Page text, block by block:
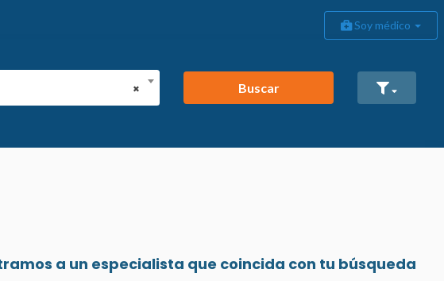
Soy médico
×
Buscar
a un especialista que coincida con tu búsqueda